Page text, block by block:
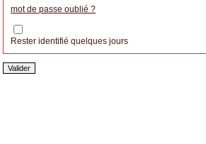
mot de passe oublié ?
Rester identifié quelques jours